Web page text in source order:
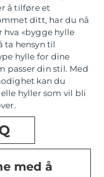
å tilføre et
ditt, har du nå
«bygge hylle
ta hensyn til
hylle for dine
passer din stil. Med
kan du
hyller som vil bli
med å